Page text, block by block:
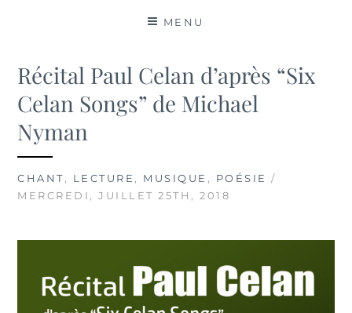
MENU
Récital Paul Celan d’après “Six
Celan Songs” de Michael
Nyman
CHANT, LECTURE , MUSIQUE , POÉSIE /
MERCREDI, JUILLET 25TH, 2018